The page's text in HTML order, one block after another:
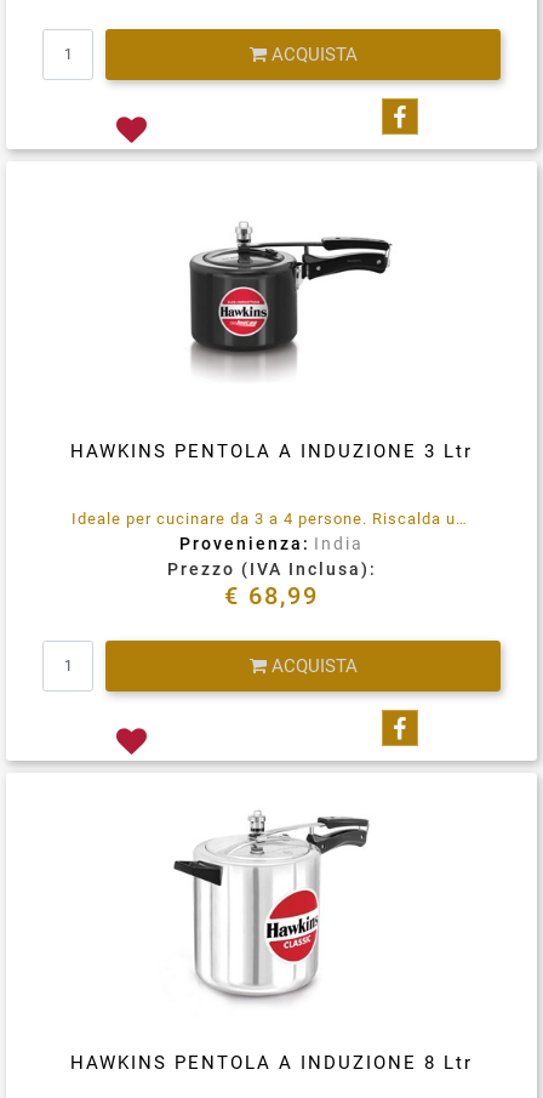
ACQUISTA
Condividi su
HAWKINS PENTOLA A INDUZIONE 3 Ltr
Ideale per cucinare da 3 a 4 persone. Riscalda uniformemente e il cibo non brucia e non si attacca. Funziona a Gas + Induzione. Non antiaderente.
Provenienza: India
Prezzo (IVA Inclusa):
€ 68,99
ACQUISTA
Condividi su
HAWKINS PENTOLA A INDUZIONE 8 Ltr